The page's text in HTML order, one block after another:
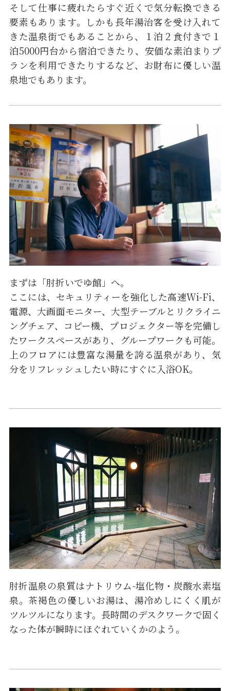
そして仕事に疲れたらすぐ近くで気分転換できる
要素もあります。しかも長年湯治客を受け入れて
きた温泉街でもあることから、１泊２食付きで１
泊5000円台から宿泊できたり、安価な素泊まりプ
ランを利用できたりするなど、お財布に優しい温
泉地でもあります。
まずは「肘折いでゆ館」へ。
ここには、セキュリティーを強化した高速Wi-Fi、
電源、大画面モニター、大型テーブルとリクライニ
ングチェア、コピー機、プロジェクター等を完備し
たワークスペースがあり、グループワークも可能。
上のフロアには豊富な湯量を誇る温泉があり、気
分をリフレッシュしたい時にすぐに入浴OK。
肘折温泉の泉質はナトリウム-塩化物・炭酸水素塩
泉。茶褐色の優しいお湯は、湯冷めしにくく肌が
ツルツルになります。長時間のデスクワークで固く
なった体が瞬時にほぐれていくかのよう。